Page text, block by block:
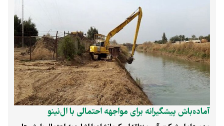
کنترل برداشت، بخشی از منابع آب زیرزمینی کشور را به‌صورت دائمی
آماده‌باش پیشگیرانه برای مواجهه احتمالی با ال‌نینو